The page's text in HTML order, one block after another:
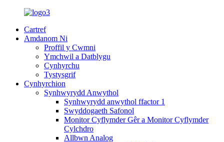
Cartref
Amdanom Ni
Proffil y Cwmni
Ymchwil a Datblygu
Cynhyrchu
Tystysgrif
Cynhyrchion
Synhwyrydd Anwythol
Synhwyrydd anwythol ffactor 1
Swyddogaeth Safonol
Monitor Cyflymder Gêr a Monitor Cyflymder
Cylchdro
Allbwn Analog